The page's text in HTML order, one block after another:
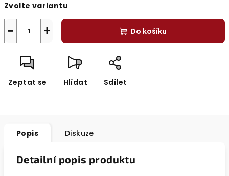
cena:
Zvolte variantu
+
− Do košíku
Zeptat se Hlídat Sdílet
Popis Diskuze
Detailní popis produktu